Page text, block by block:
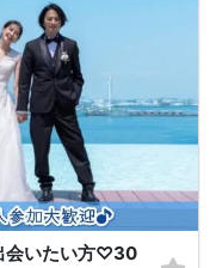
会いたい方♡30